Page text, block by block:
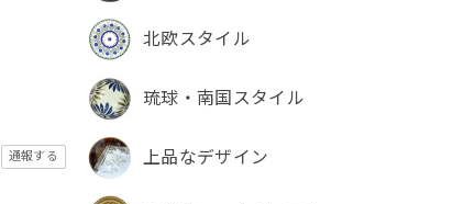
北欧スタイル
琉球・南国スタイル
上品なデザイン
通報する